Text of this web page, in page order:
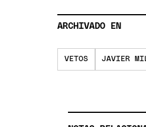
ARCHIVADO EN
VETOS JAVIER